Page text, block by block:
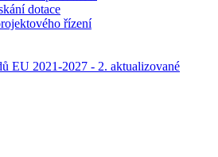
dotace
řízení
EU 2021-2027 - 2. aktualizované